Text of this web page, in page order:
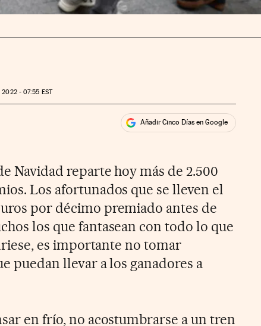
- 07:55 EST
Añadir Cinco Días en Google
Navidad reparte hoy más de 2.500
Los afortunados que se lleven el
por décimo premiado antes de
los que fantasean con todo lo que
es importante no tomar
puedan llevar a los ganadores a
en frío, no acostumbrarse a un tren